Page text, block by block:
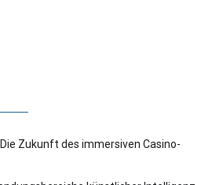
Zukunft des immersiven Casino-